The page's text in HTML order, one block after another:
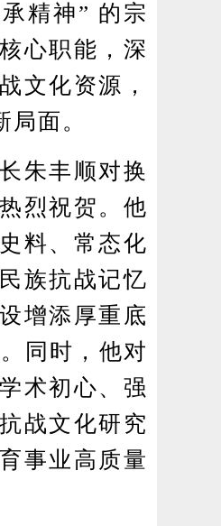
精神” 的宗
心职能，深
文化资源，
面。
朱丰顺对换
烈祝贺。他
料、常态化
族抗战记忆
增添厚重底
同时，他对
术初心、强
战文化研究
事业高质量